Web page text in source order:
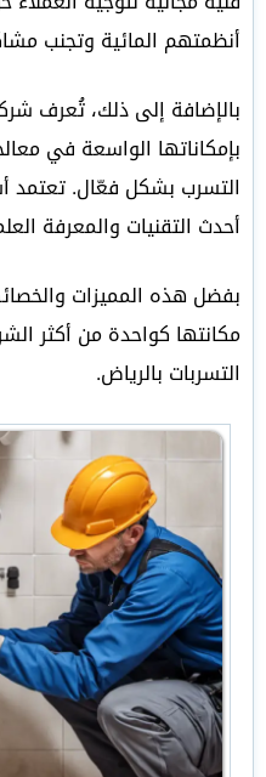
أنظمتهم المائية وتجنب
بالإضافة إلى ذلك، تُعرف
بإمكاناتها الواسعة في
التسرب بشكل فعّال. تعتمد
أحدث التقنيات والمعرفة
بفضل هذه المميزات
مكانتها كواحدة من أكثر
التسربات بالرياض.